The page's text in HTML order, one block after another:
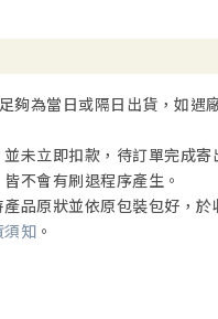
夠為當日或隔日出貨，如遇
未立即扣款，待訂單完成
不會有刷退程序產生。
品原狀並依原包裝包好，
須知 。